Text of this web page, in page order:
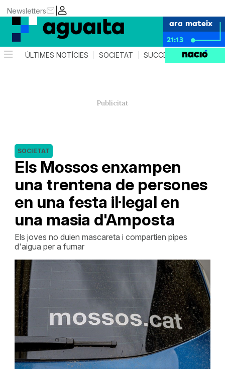
|
Newsletters
ara mateix
21:13
ÚLTIMES NOTÍCIES SOCIETAT SUCCESSOS AGENDA
Els Mossos enxampen
una trentena de persones
en una festa il·legal en
una masia d'Amposta
SOCIETAT
Els joves no duien mascareta i compartien pipes
d'aigua per a fumar